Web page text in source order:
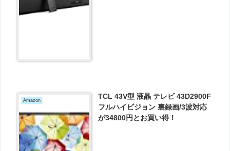
Amazon
TCL 43V型 液晶 テレビ 43D2900F
フルハイビジョン 裏録画/3波対応
が34800円とお買い得！